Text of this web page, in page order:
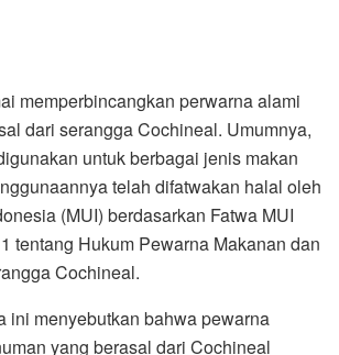
memperbincangkan perwarna alami
dari serangga Cochineal. Umumnya,
untuk berbagai jenis makan
telah difatwakan halal oleh
(MUI) berdasarkan Fatwa MUI
tentang Hukum Pewarna Makanan dan
Cochineal.
ini menyebutkan bahwa pewarna
yang berasal dari Cochineal